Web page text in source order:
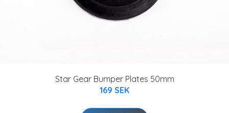
Star Gear Bumper Plates 50mm
169 SEK